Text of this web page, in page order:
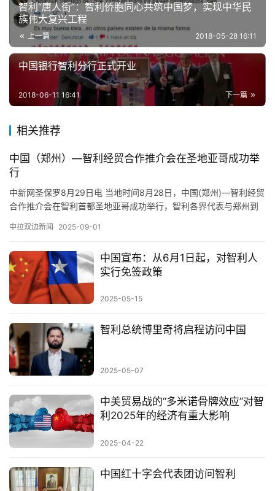
智利“唐人街”：智利侨胞同心共筑中国梦，实现中华民
族伟大复兴工程
上一篇 2018-05-28 16:11
中国银行智利分行正式开业
下一篇
2018-06-11 16:41
相关推荐
中国（郑州）—智利经贸合作推介会在圣地亚哥成功举
行
中新网圣保罗8月29日电 当地时间8月28日，中国(郑州)—智利经贸
合作推介会在智利首都圣地亚哥成功举行，智利各界代表与郑州到
中拉双边新闻 2025-09-01
中国宣布：从6月1日起，对智利人
实行免签政策
2025-05-15
智利总统博里奇将启程访问中国
2025-05-07
中美贸易战的“多米诺骨牌效应”对智
利2025年的经济有重大影响
2025-04-22
中国红十字会代表团访问智利